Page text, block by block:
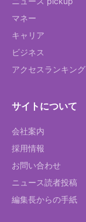
マネー
キャリア
ビジネス
アクセスランキング
サイトについて
会社案内
採用情報
お問い合わせ
ニュース読者投稿
編集長からの手紙